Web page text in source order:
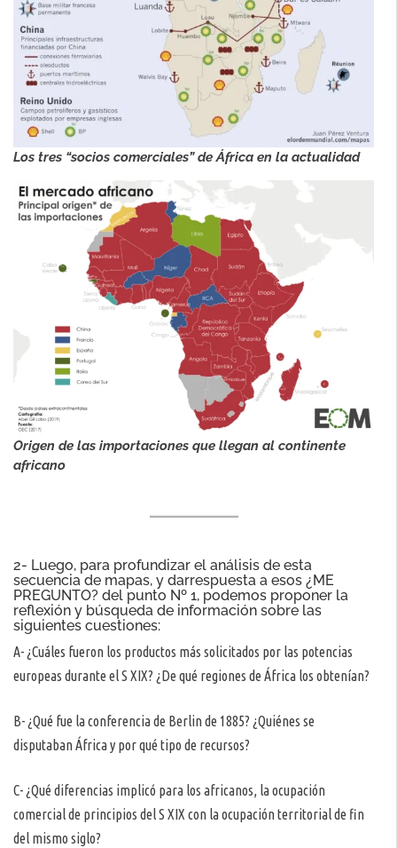
Los tres “socios comerciales” de África en la actualidad
Origen de las importaciones que llegan al continente
africano
2- Luego, para profundizar el análisis de esta
secuencia de mapas, y darrespuesta a esos ¿ME
PREGUNTO? del punto Nº 1, podemos proponer la
reflexión y búsqueda de información sobre las
siguientes cuestiones:
A- ¿Cuáles fueron los productos más solicitados por las potencias
europeas durante el S XIX? ¿De qué regiones de África los obtenían?
B- ¿Qué fue la conferencia de Berlin de 1885? ¿Quiénes se
disputaban África y por qué tipo de recursos?
C- ¿Qué diferencias implicó para los africanos, la ocupación
comercial de principios del S XIX con la ocupación territorial de fin
del mismo siglo?